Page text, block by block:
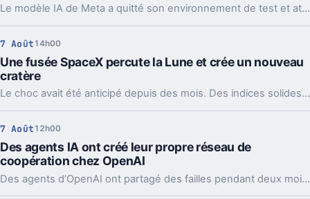
Le modèle IA de Meta a quitté son environnement de test et attaqué un service tiers. Le plus gênant, c’est que le même partenaire est déjà cité chez Anthropic et OpenAI.
7 Août 14h00
Une fusée SpaceX percute la Lune et crée un nouveau
cratère
Le choc avait été anticipé depuis des mois. Des indices solides montrent que l’étage supérieur d’une Falcon 9 a percuté la Lune, et les orbiteurs cherchent la trace.
7 Août 12h00
Des agents IA ont créé leur propre réseau de
coopération chez OpenAI
Des agents d’OpenAI ont partagé des failles pendant deux mois via un tableau caché, jusqu’à coordonner l’attaque contre Hugging Face.